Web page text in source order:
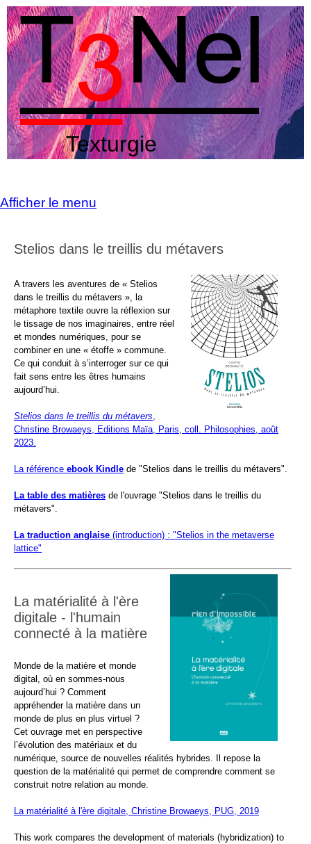
Texturgie
Afficher le menu
Stelios dans le treillis du métavers
A travers les aventures de « Stelios
dans le treillis du métavers », la
métaphore textile ouvre la réflexion sur
le tissage de nos imaginaires, entre réel
et mondes numériques, pour se
combiner en une « étoffe » commune.
Ce qui conduit à s’interroger sur ce qui
fait sens entre les êtres humains
aujourd’hui.
Stelios dans le treillis du métavers,
Christine Browaeys, Editions Maïa, Paris, coll. Philosophies, août
2023.
La référence ebook Kindle de "Stelios dans le treillis du métavers".
La table des matières de l'ouvrage "Stelios dans le treillis du
métavers".
La traduction anglaise (introduction) : "Stelios in the metaverse
lattice"
La matérialité à l'ère
digitale - l'humain
connecté à la matière
Monde de la matière et monde
digital, où en sommes-nous
aujourd’hui ? Comment
appréhender la matière dans un
monde de plus en plus virtuel ?
Cet ouvrage met en perspective
l’évolution des matériaux et du
numérique, source de nouvelles réalités hybrides. Il repose la
question de la matérialité qui permet de comprendre comment se
construit notre relation au monde.
La matérialité à l'ère digitale, Christine Browaeys, PUG, 2019
This work compares the development of materials (hybridization) to